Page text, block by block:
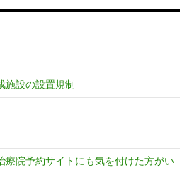
施設の設置規制
療院予約サイトにも気を付けた方がい